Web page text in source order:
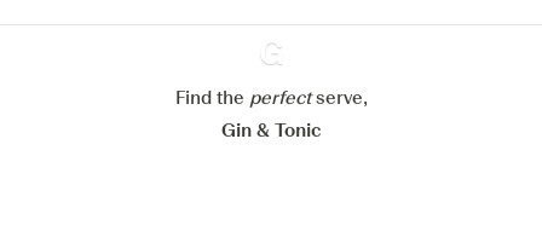
Ginventory
Find the perfectserve,
Gin & Tonic
Refuser tout Accepter tout